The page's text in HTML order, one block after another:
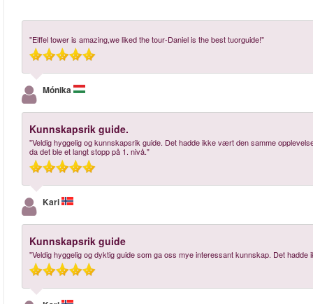
"Eiffel tower is amazing,we liked the tour-Daniel is the best tuorguide!"
Mónika
Kunnskapsrik guide.
"Veldig hyggelig og kunnskapsrik guide. Det hadde ikke vært den samme
da det ble et langt stopp på 1. nivå."
Kari
Kunnskapsrik guide
"Veldig hyggelig og dyktig guide som ga oss mye interessant kunnskap. Det